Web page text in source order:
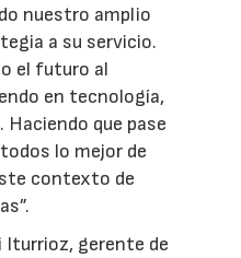
nuestro amplio
a su servicio.
el futuro al
en tecnología,
que pase
lo mejor de
contexto de
Iturrioz, gerente de